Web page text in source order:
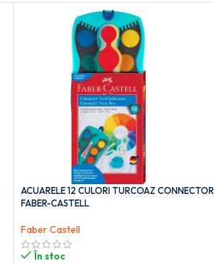
ACUARELE 12 CULORI TURCOAZ CONNECTOR
FABER-CASTELL
Faber Castell
În stoc